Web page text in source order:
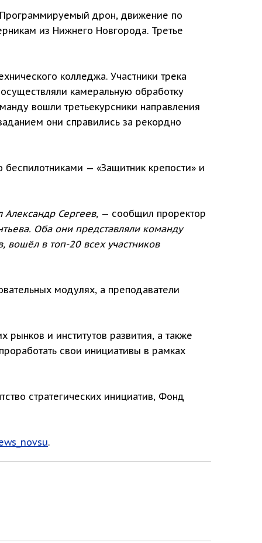
дрон, движение по
из Нижнего Новгорода. Третье
колледжа. Участники трека
камеральную обработку
вошли третьекурсники направления
они справились за рекордно
— «Защитник крепости» и
Сергеев, — сообщил проректор
Оба они представляли команду
вошёл в топ-20 всех участников
модулях, а преподаватели
рынков и институтов развития, а также
свои инициативы в рамках
стратегических инициатив, Фонд
.